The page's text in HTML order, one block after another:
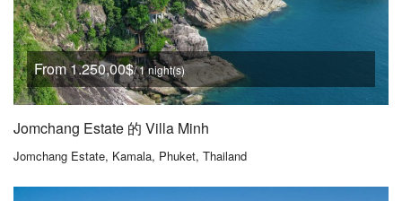
From 1.250,00$/ 1 night(s)
Jomchang Estate 的 Villa Minh
Jomchang Estate, Kamala, Phuket, Thailand